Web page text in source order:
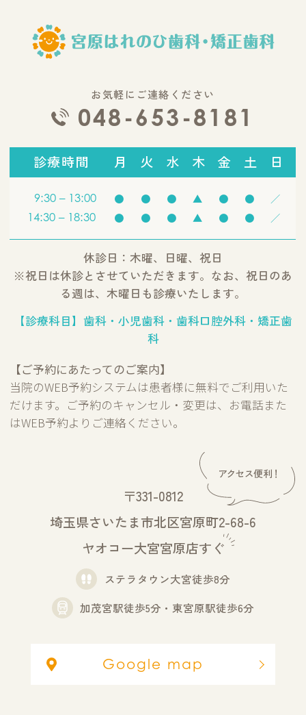
お気軽にご連絡ください
048-653-8181
診療時間 月 火 水 木 金 土 日
9:30 – 13:00 ● ● ● ▲ ● ● ／
14:30 – 18:30 ● ● ● ▲ ● ● ／
休診日：木曜、日曜、祝日
※祝日は休診とさせていただきます。なお、祝日のあ
る週は、木曜日も診療いたします。
【診療科目】歯科・小児歯科・歯科口腔外科・矯正歯
科
【ご予約にあたってのご案内】
当院のWEB予約システムは患者様に無料でご利用いた
だけます。ご予約のキャンセル・変更は、お電話また
はWEB予約よりご連絡ください。
〒331-0812
埼玉県さいたま市北区宮原町2-68-6
ヤオコー大宮宮原店すぐ
ステラタウン大宮徒歩8分
加茂宮駅徒歩5分・東宮原駅徒歩6分
Google map